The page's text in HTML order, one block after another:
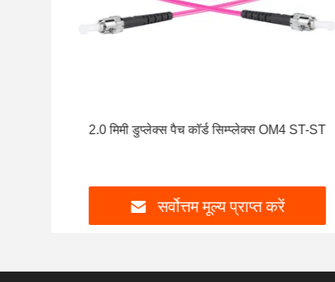
2.0 मिमी डुप्लेक्स पैच कॉर्ड सिम्प्लेक्स OM4 ST-ST
सर्वोत्तम मूल्य प्राप्त करें